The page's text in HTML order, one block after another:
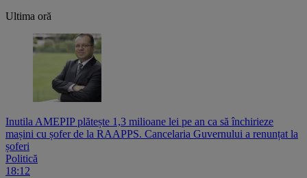
Ultima oră
Inutila AMEPIP plătește 1,3 milioane lei pe an ca să închirieze
mașini cu șofer de la RAAPPS. Cancelaria Guvernului a renunțat la
șoferi
Politică
18:12